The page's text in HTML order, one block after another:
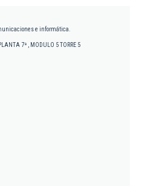
e informática.
7ª , MODULO 5 TORRE 5